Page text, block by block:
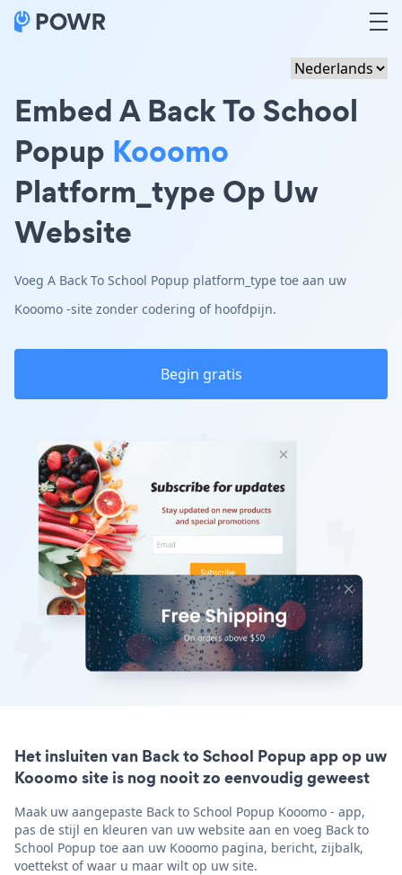
Embed A Back To School
Popup Kooomo
Platform_type Op Uw
Website
Voeg A Back To School Popup platform_type toe aan uw
Kooomo -site zonder codering of hoofdpijn.
Begin gratis
Het insluiten van Back to School Popup app op uw
Kooomo site is nog nooit zo eenvoudig geweest
Maak uw aangepaste Back to School Popup Kooomo - app,
pas de stijl en kleuren van uw website aan en voeg Back to
School Popup toe aan uw Kooomo pagina, bericht, zijbalk,
voettekst of waar u maar wilt op uw site.